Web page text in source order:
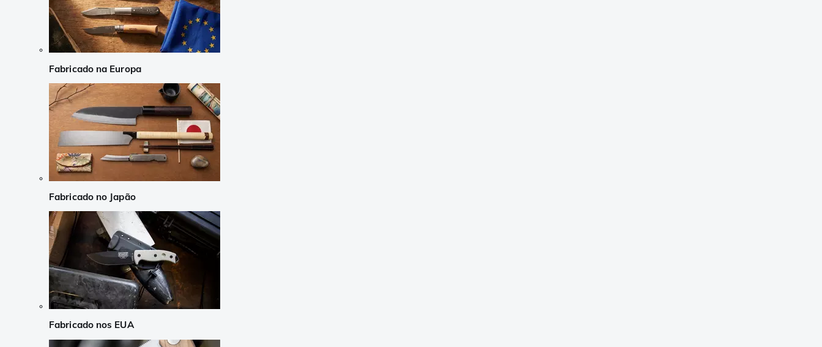
Fabricado na Europa
Fabricado no Japão
Fabricado nos EUA